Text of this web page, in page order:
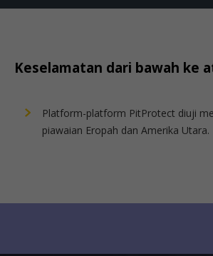
Keselamatan dari bawah ke
Platform-platform PitProtect diuji
piawaian Eropah dan Amerika Utara.